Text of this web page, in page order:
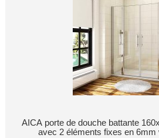
AICA porte de douche battante
avec 2 éléments fixes en 6mm